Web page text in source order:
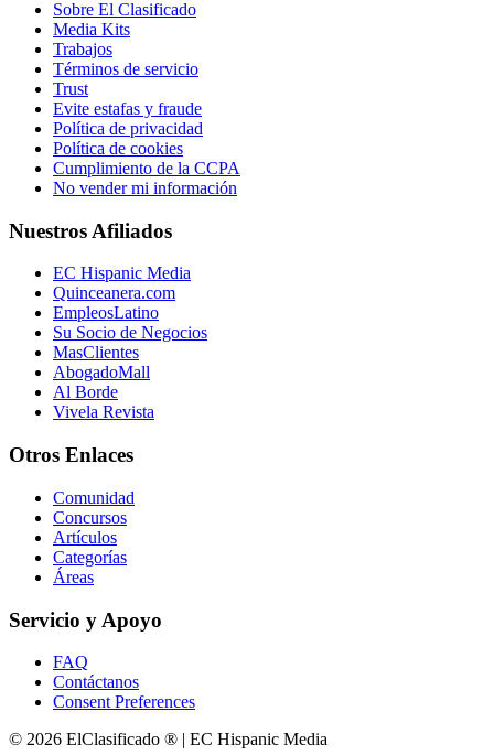
Sobre El Clasificado
Media Kits
Trabajos
Términos de servicio
Trust
Evite estafas y fraude
Política de privacidad
Política de cookies
Cumplimiento de la CCPA
No vender mi información
Nuestros Afiliados
EC Hispanic Media
Quinceanera.com
EmpleosLatino
Su Socio de Negocios
MasClientes
AbogadoMall
Al Borde
Vivela Revista
Otros Enlaces
Comunidad
Concursos
Artículos
Categorías
Áreas
Servicio y Apoyo
FAQ
Contáctanos
Consent Preferences
© 2026 ElClasificado ® | EC Hispanic Media